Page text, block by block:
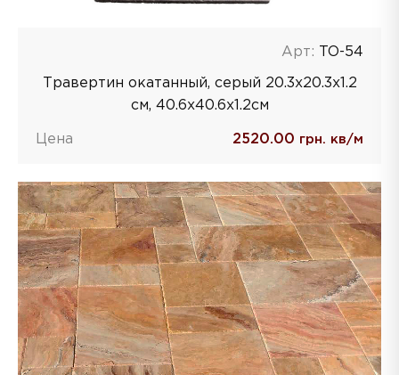
Арт: TO-54
Травертин окатанный, серый 20.3х20.3х1.2
см, 40.6х40.6х1.2см
Цена 2520.00 грн. кв/м